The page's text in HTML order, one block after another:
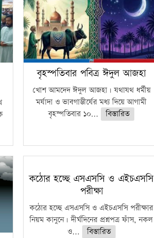
বৃহস্পতিবার পবিত্র ঈদুল আজহা
খোশ আমদেদ ঈদুল আজহা। যথাযথ ধর্মীয়
মর্যাদা ও ভাবগাম্ভীর্যের মধ্য দিয়ে আগামী
বৃহস্পতিবার ১০...
বিস্তারিত
কঠোর হচ্ছে এসএসসি ও এইচএসসি
পরীক্ষা
কঠোর হচ্ছে এসএসসি ও এইচএসসি পরীক্ষার
নিয়ম কানুনে। দীর্ঘদিনের প্রশ্নপত্র ফাঁস, নকল
ও...
বিস্তারিত